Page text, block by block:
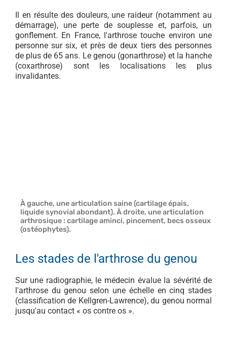
Il en résulte des douleurs, une raideur (notamment au
démarrage), une perte de souplesse et, parfois, un
gonflement. En France, l'arthrose touche environ une
personne sur six, et près de deux tiers des personnes
de plus de 65 ans. Le genou (gonarthrose) et la hanche
(coxarthrose) sont les localisations les plus
invalidantes.
À gauche, une articulation saine (cartilage épais,
liquide synovial abondant). À droite, une articulation
arthrosique : cartilage aminci, pincement, becs osseux
(ostéophytes).
Les stades de l'arthrose du genou
Sur une radiographie, le médecin évalue la sévérité de
l'arthrose du genou selon une échelle en cinq stades
(classification de Kellgren-Lawrence), du genou normal
jusqu'au contact « os contre os ».